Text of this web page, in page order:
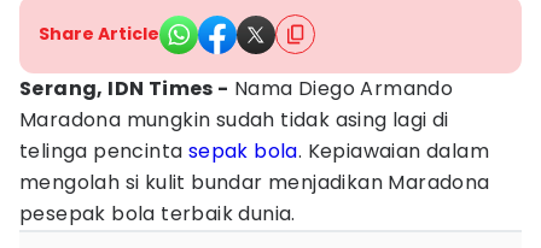
Share Article
Serang, IDN Times - Nama Diego Armando
Maradona mungkin sudah tidak asing lagi di
telinga pencinta sepak bola. Kepiawaian dalam
mengolah si kulit bundar menjadikan Maradona
pesepak bola terbaik dunia.